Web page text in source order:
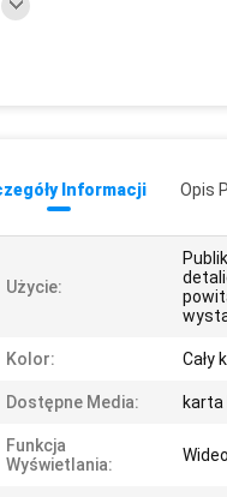
Informacji Opis
Użycie:
Kolor: Cały
Dostępne Media:
Funkcja
Wyświetlania: